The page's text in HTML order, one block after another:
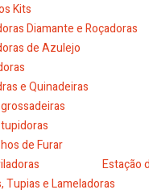
Kits
Diamante e Roçadoras
de Azulejo
e Quinadeiras
de Furar
Estação
Tupias e Lameladoras